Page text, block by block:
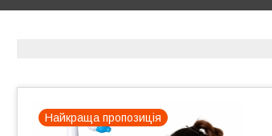
Найкраща пропозиція